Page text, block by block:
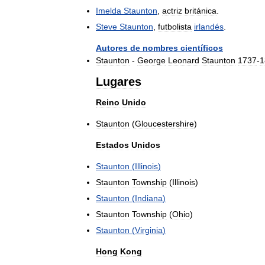
Imelda Staunton actriz británica
Steve Staunton futbolista irlandés
Autores de nombres científicos
Staunton - George Leonard Staunton 1737-
Lugares
Reino Unido
Staunton (Gloucestershire)
Estados Unidos
Staunton (Illinois)
Staunton Township (Illinois)
Staunton (Indiana)
Staunton Township (Ohio)
Staunton (Virginia)
Hong Kong